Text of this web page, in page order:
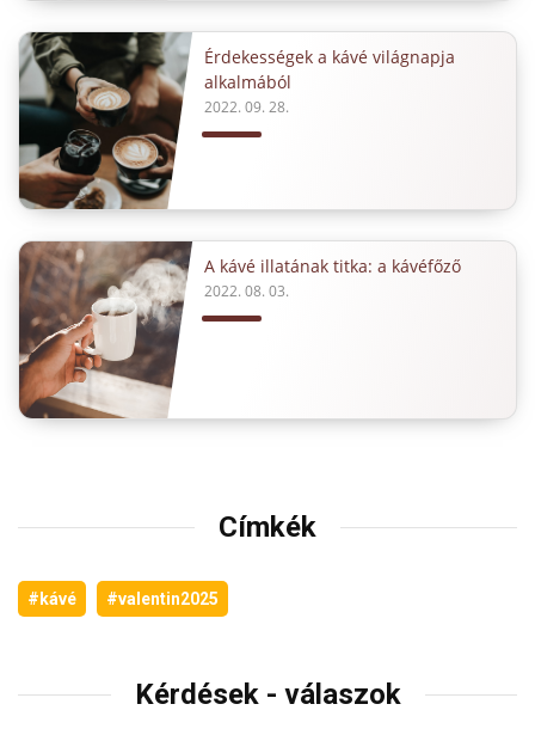
Érdekességek a kávé világnapja
alkalmából
2022. 09. 28.
A kávé illatának titka: a kávéfőző
2022. 08. 03.
Címkék
#kávé #valentin2025
Kérdések - válaszok